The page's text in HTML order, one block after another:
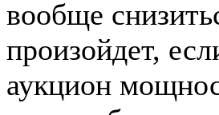
вообще
произойдет,
аукцион